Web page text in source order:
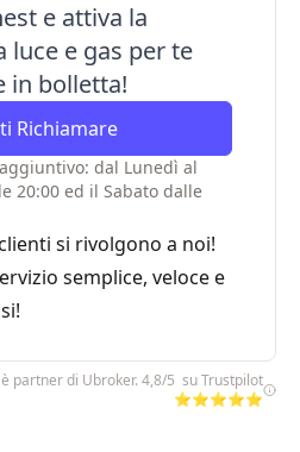
e attiva la
e gas per te
in bolletta!
Richiamare
dal Lunedì al
20:00 ed il Sabato dalle
si rivolgono a noi!
semplice, veloce e
partner di Ubroker. 4,8/5 su Trustpilot
⭐⭐⭐⭐⭐